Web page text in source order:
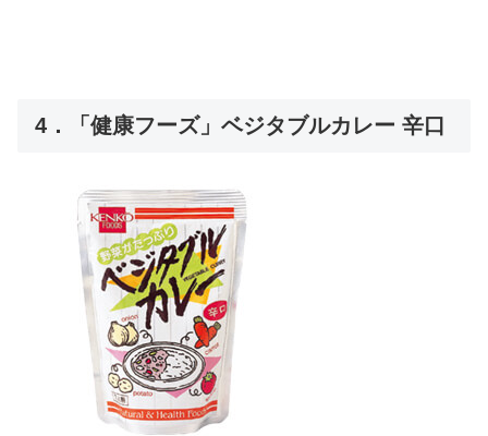
4．「健康フーズ」ベジタブルカレー 辛口